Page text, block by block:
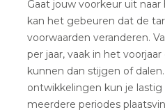
Gaat jouw voorkeur uit
kan het gebeuren dat de
voorwaarden veranderen.
per jaar, vaak in het
kunnen dan stijgen of
ontwikkelingen kun je
meerdere periodes